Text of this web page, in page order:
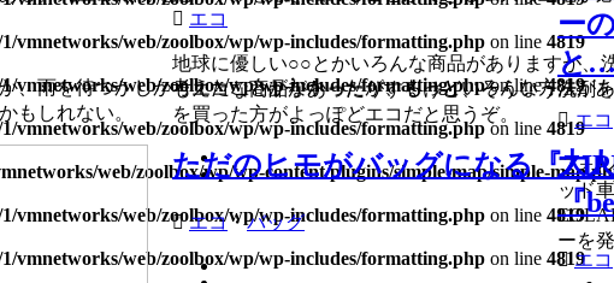
1/vmnetworks/web/zoolbox/wp/wp-includes/formatting.php on line 4819
1/vmnetworks/web/zoolbox/wp/wp-includes/formatting.phpon line4819
1/vmnetworks/web/zoolbox/wp/wp-includes/formatting.phpon line 4819
web/zoolbox/wp/wp-content/plugins/simple-map/simple-
1/vmnetworks/web/zoolbox/wp/wp-includes/formatting.php on line 4819
1/vmnetworks/web/zoolbox/wp/wp-includes/formatting.php on line 4819
、雨を待つかしか考えたことがなかったが、もっといろんな方法が
もしれない。
エコ
地球に優しい○○とかいろんな商品がありますが、
もエコな商品があったりするけど、そういう洗剤
を買った方がよっぽどエコだと思うぞ。
ー
と
エコ
フォ
ッド
ーを
大
『
エコ
ただのヒモがバッグになる『
エコ・バッグ